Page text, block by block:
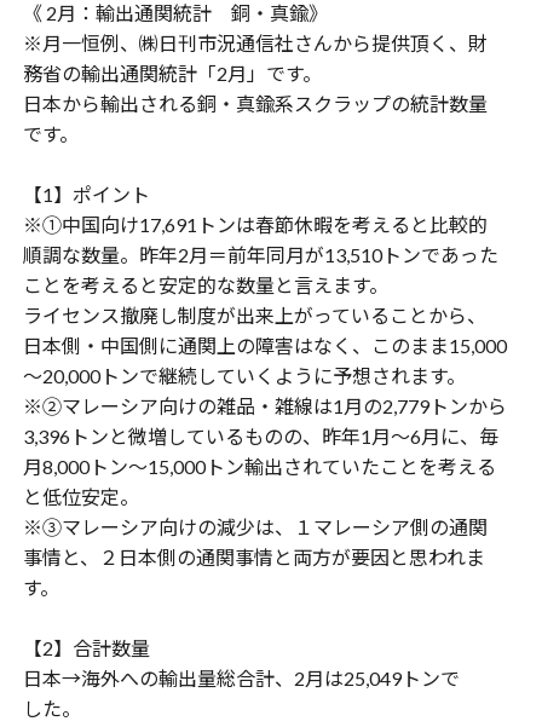
《 2月：輸出通関統計 銅・真鍮》
※月一恒例、㈱日刊市況通信社さんから提供頂く、財
務省の輸出通関統計「2月」です。
日本から輸出される銅・真鍮系スクラップの統計数量
です。
【1】ポイント
※①中国向け17,691トンは春節休暇を考えると比較的
順調な数量。昨年2月＝前年同月が13,510トンであった
ことを考えると安定的な数量と言えます。
ライセンス撤廃し制度が出来上がっていることから、
日本側・中国側に通関上の障害はなく、このまま15,000
～20,000トンで継続していくように予想されます。
※②マレーシア向けの雑品・雑線は1月の2,779トンから
3,396トンと微増しているものの、昨年1月～6月に、毎
月8,000トン～15,000トン輸出されていたことを考える
と低位安定。
※③マレーシア向けの減少は、１マレーシア側の通関
事情と、２日本側の通関事情と両方が要因と思われま
す。
【2】合計数量
日本→海外への輸出量総合計、2月は25,049トンで
した。